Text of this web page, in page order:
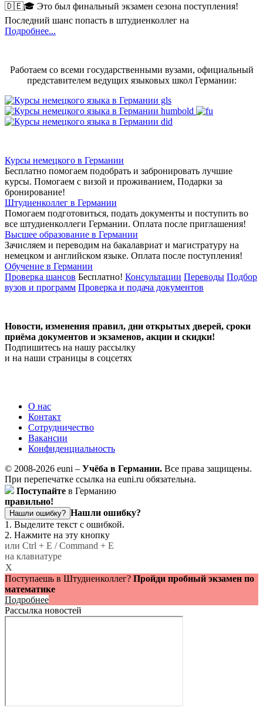
🇩🇪🎓 Это был финальный экзамен сезона поступления!
Последний шанс попасть в штудиенколлег на
Подробнее...
Работаем со всеми государственными вузами, официальный
представителем ведущих языковых школ Германии:
Курсы немецкого в Германии
Бесплатно помогаем подобрать и забронировать лучшие
курсы. Помогаем с визой и проживанием, Подарки за
бронирование!
Штудиенколлег в Германии
Помогаем подготовиться, подать документы и поступить во
все штудиенколлеги Германии. Оплата после приглашения!
Высшее образование в Германии
Зачисляем и переводим на бакалавриат и магистратуру на
немецком и английском языке. Оплата после поступления!
Обучение в Германии
Проверка шансов Бесплатно! Консультации Переводы Подбор
вузов и программ Проверка и подача документов
Новости, изменения правил, дни открытых дверей, сроки
приёма документов и экзаменов, акции и скидки!
Подпишитесь на нашу рассылку
и на наши страницы в соцсетях
О нас
Контакт
Сотрудничество
Вакансии
Конфиденциальность
© 2008-2026 euni – Учёба в Германии. Все права защищены.
При перепечатке ссылка на euni.ru обязательна.
Поступайте в Германию
правильно!
Нашли ошибку? Нашли ошибку?
1. Выделите текст с ошибкой.
2. Нажмите на эту кнопку
или Ctrl + E / Command + E
на клавиатуре
X
Поступаешь в Штудиенколлег? Пройди пробный экзамен по
математике
Подробнее
Рассылка новостей